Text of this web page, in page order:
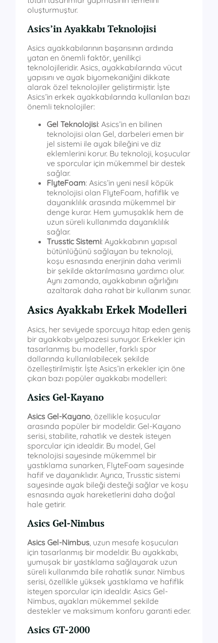
oluşturmuştur.
Asics’in Ayakkabı Teknolojisi
Asics ayakkabılarının başarısının ardında
yatan en önemli faktör, yenilikçi
teknolojileridir. Asics, ayakkabılarında vücut
yapısını ve ayak biyomekaniğini dikkate
alarak özel teknolojiler geliştirmiştir. İşte
Asics’in erkek ayakkabılarında kullanılan bazı
önemli teknolojiler:
Gel Teknolojisi: Asics’in en bilinen
teknolojisi olan Gel, darbeleri emen bir
jel sistemi ile ayak bileğini ve diz
eklemlerini korur. Bu teknoloji, koşucular
ve sporcular için mükemmel bir destek
sağlar.
FlyteFoam: Asics’in yeni nesil köpük
teknolojisi olan FlyteFoam, hafiflik ve
dayanıklılık arasında mükemmel bir
denge kurar. Hem yumuşaklık hem de
uzun süreli kullanımda dayanıklılık
sağlar.
Trusstic Sistemi: Ayakkabının yapısal
bütünlüğünü sağlayan bu teknoloji,
koşu esnasında enerjinin daha verimli
bir şekilde aktarılmasına yardımcı olur.
Aynı zamanda, ayakkabının ağırlığını
azaltarak daha rahat bir kullanım sunar.
Asics Ayakkabı Erkek Modelleri
Asics, her seviyede sporcuya hitap eden geniş
bir ayakkabı yelpazesi sunuyor. Erkekler için
tasarlanmış bu modeller, farklı spor
dallarında kullanılabilecek şekilde
özelleştirilmiştir. İşte Asics’in erkekler için öne
çıkan bazı popüler ayakkabı modelleri:
Asics Gel-Kayano
Asics Gel-Kayano , özellikle koşucular
arasında popüler bir modeldir. Gel-Kayano
serisi, stabilite, rahatlık ve destek isteyen
sporcular için idealdir. Bu model, Gel
teknolojisi sayesinde mükemmel bir
yastıklama sunarken, FlyteFoam sayesinde
hafif ve dayanıklıdır. Ayrıca, Trusstic sistemi
sayesinde ayak bileği desteği sağlar ve koşu
esnasında ayak hareketlerini daha doğal
hale getirir.
Asics Gel-Nimbus
Asics Gel-Nimbus , uzun mesafe koşucuları
için tasarlanmış bir modeldir. Bu ayakkabı,
yumuşak bir yastıklama sağlayarak uzun
süreli kullanımda bile rahatlık sunar. Nimbus
serisi, özellikle yüksek yastıklama ve hafiflik
isteyen sporcular için idealdir. Asics Gel-
Nimbus, ayakları mükemmel şekilde
destekler ve maksimum konforu garanti eder.
Asics GT-2000